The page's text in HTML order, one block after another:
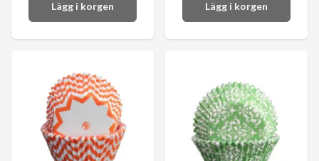
Lägg i korgen Lägg i korgen